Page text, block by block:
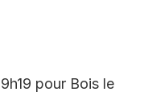
pour Bois le